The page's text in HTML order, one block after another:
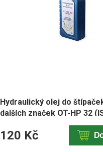
Hydraulický olej do
dalších značek OT-HP 32
120 Kč